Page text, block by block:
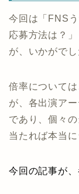
今回は「FNS
応募方法は？
が、いかがで
倍率について
が、各出演ア
であり、個々
当たれば本当
今回の記事が、